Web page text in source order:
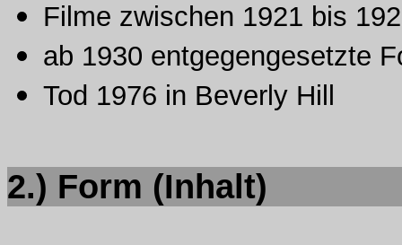
Filme zwischen 1921 bis
ab 1930 entgegengesetzte
Tod 1976 in Beverly Hill
2.) Form (Inhalt)